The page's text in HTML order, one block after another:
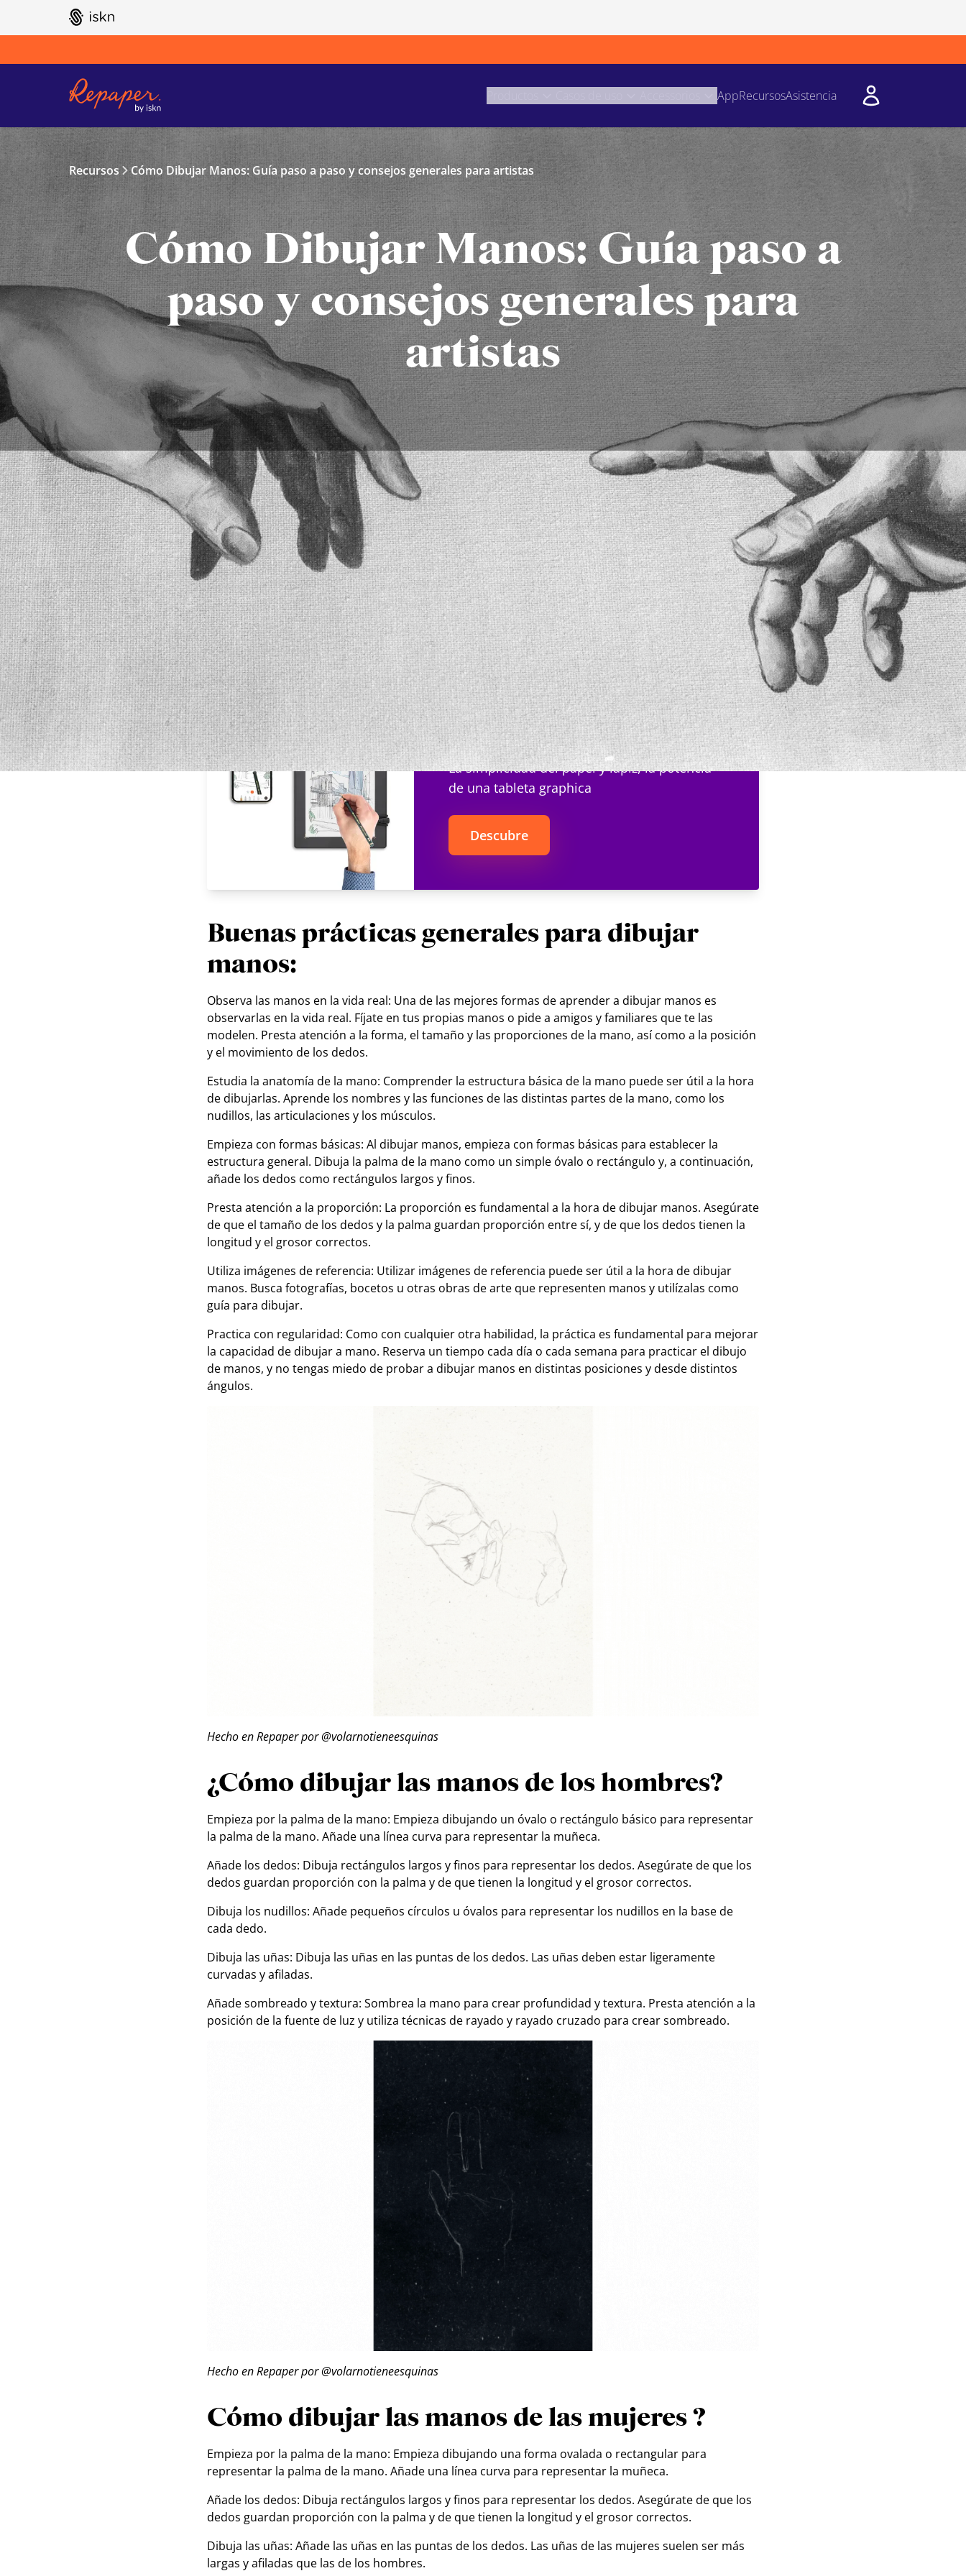
GO TO ISKN HOME
AppRecursosAsistencia
Recursos Cómo Dibujar Manos: Guía paso a paso y consejos generales para artistas
Cómo Dibujar Manos: Guía paso a
paso y consejos generales para
artistas
¿Cómo dibujar manos?
Dibujar manos puede ser una tarea difícil para muchos artistas, pero con práctica y paciencia,
cualquiera puede mejorar sus habilidades. Aquí tienes una guía completa sobre cómo dibujar manos
utilizando papel, lápiz y la tableta gráfica Repaper.
Repaper
La simplicidad del papel y lápiz, la potencia
de una tableta graphica
Descubre
Buenas prácticas generales para dibujar
manos:
Observa las manos en la vida real: Una de las mejores formas de aprender a dibujar manos es
observarlas en la vida real. Fíjate en tus propias manos o pide a amigos y familiares que te las
modelen. Presta atención a la forma, el tamaño y las proporciones de la mano, así como a la posición
y el movimiento de los dedos.
Estudia la anatomía de la mano: Comprender la estructura básica de la mano puede ser útil a la hora
de dibujarlas. Aprende los nombres y las funciones de las distintas partes de la mano, como los
nudillos, las articulaciones y los músculos.
Empieza con formas básicas: Al dibujar manos, empieza con formas básicas para establecer la
estructura general. Dibuja la palma de la mano como un simple óvalo o rectángulo y, a continuación,
añade los dedos como rectángulos largos y finos.
Presta atención a la proporción: La proporción es fundamental a la hora de dibujar manos. Asegúrate
de que el tamaño de los dedos y la palma guardan proporción entre sí, y de que los dedos tienen la
longitud y el grosor correctos.
Utiliza imágenes de referencia: Utilizar imágenes de referencia puede ser útil a la hora de dibujar
manos. Busca fotografías, bocetos u otras obras de arte que representen manos y utilízalas como
guía para dibujar.
Practica con regularidad: Como con cualquier otra habilidad, la práctica es fundamental para mejorar
la capacidad de dibujar a mano. Reserva un tiempo cada día o cada semana para practicar el dibujo
de manos, y no tengas miedo de probar a dibujar manos en distintas posiciones y desde distintos
ángulos.
Hecho en Repaper por @volarnotieneesquinas
¿Cómo dibujar las manos de los hombres?
Empieza por la palma de la mano: Empieza dibujando un óvalo o rectángulo básico para representar
la palma de la mano. Añade una línea curva para representar la muñeca.
Añade los dedos: Dibuja rectángulos largos y finos para representar los dedos. Asegúrate de que los
dedos guardan proporción con la palma y de que tienen la longitud y el grosor correctos.
Dibuja los nudillos: Añade pequeños círculos u óvalos para representar los nudillos en la base de
cada dedo.
Dibuja las uñas: Dibuja las uñas en las puntas de los dedos. Las uñas deben estar ligeramente
curvadas y afiladas.
Añade sombreado y textura: Sombrea la mano para crear profundidad y textura. Presta atención a la
posición de la fuente de luz y utiliza técnicas de rayado y rayado cruzado para crear sombreado.
Hecho en Repaper por @volarnotieneesquinas
Cómo dibujar las manos de las mujeres ?
Empieza por la palma de la mano: Empieza dibujando una forma ovalada o rectangular para
representar la palma de la mano. Añade una línea curva para representar la muñeca.
Añade los dedos: Dibuja rectángulos largos y finos para representar los dedos. Asegúrate de que los
dedos guardan proporción con la palma y de que tienen la longitud y el grosor correctos.
Dibuja las uñas: Añade las uñas en las puntas de los dedos. Las uñas de las mujeres suelen ser más
largas y afiladas que las de los hombres.